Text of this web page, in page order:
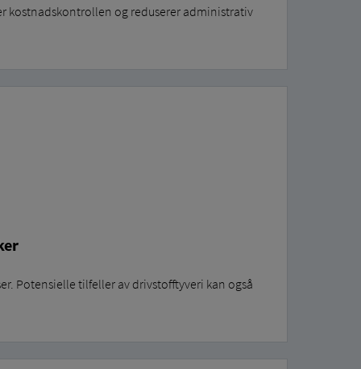
kostnadskontrollen og reduserer administrativ
Potensielle tilfeller av drivstofftyveri kan også